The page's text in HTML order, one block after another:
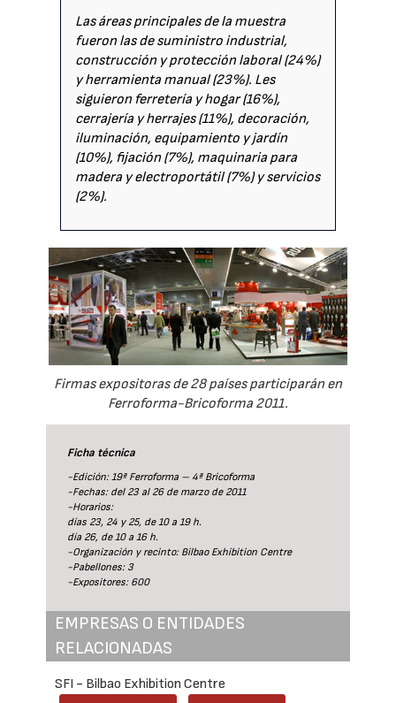
Las áreas principales de la muestra
fueron las de suministro industrial,
construcción y protección laboral (24%)
y herramienta manual (23%). Les
siguieron ferretería y hogar (16%),
cerrajería y herrajes (11%), decoración,
iluminación, equipamiento y jardín
(10%), fijación (7%), maquinaria para
madera y electroportátil (7%) y servicios
(2%).
Firmas expositoras de 28 países participarán en
Ferroforma-Bricoforma 2011.
Ficha técnica
-Edición: 19ª Ferroforma – 4ª Bricoforma
-Fechas: del 23 al 26 de marzo de 2011
-Horarios:
días 23, 24 y 25, de 10 a 19 h.
día 26, de 10 a 16 h.
-Organización y recinto: Bilbao Exhibition Centre
-Pabellones: 3
-Expositores: 600
EMPRESAS O ENTIDADES
RELACIONADAS
SFI - Bilbao Exhibition Centre